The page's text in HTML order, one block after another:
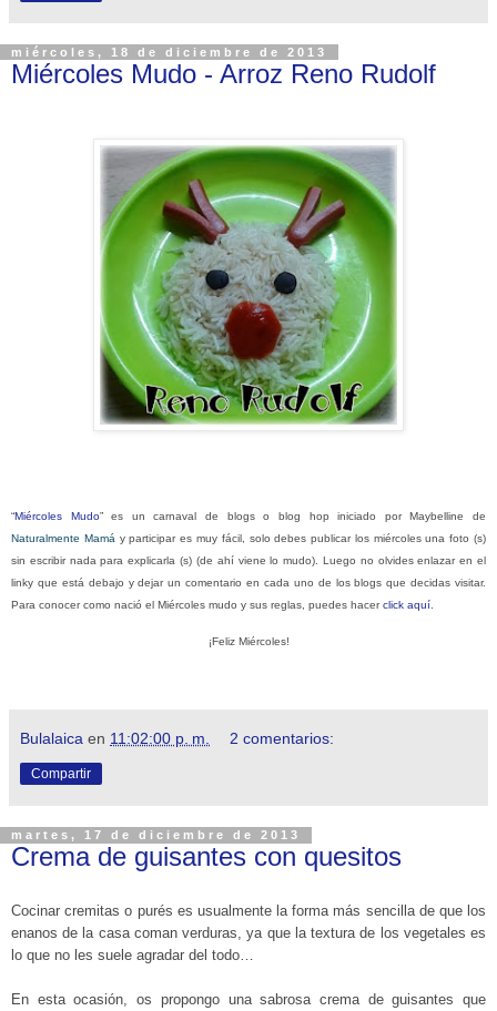
miércoles, 18 de diciembre de 2013
Miércoles Mudo - Arroz Reno Rudolf
“Miércoles Mudo” es un carnaval de blogs o blog hop iniciado por Maybelline de
Naturalmente Mamá y participar es muy fácil, solo debes publicar los miércoles una foto (s)
sin escribir nada para explicarla (s) (de ahí viene lo mudo). Luego no olvides enlazar en el
linky que está debajo y dejar un comentario en cada uno de los blogs que decidas visitar.
Para conocer como nació el Miércoles mudo y sus reglas, puedes hacerclick aquí
¡Feliz Miércoles!
Bulalaica en 11:02:00 p. m. 2 comentarios:
Compartir
martes, 17 de diciembre de 2013
Crema de guisantes con quesitos
Cocinar cremitas o purés es usualmente la forma más sencilla de que los
enanos de la casa coman verduras, ya que la textura de los vegetales es
lo que no les suele agradar del todo…
En esta ocasión, os propongo una sabrosa crema de guisantes que